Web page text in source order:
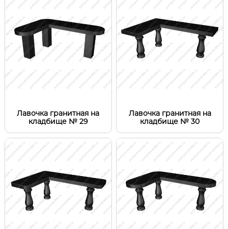
Лавочка гранитная на
кладбище № 29
Лавочка гранитная на
кладбище № 30